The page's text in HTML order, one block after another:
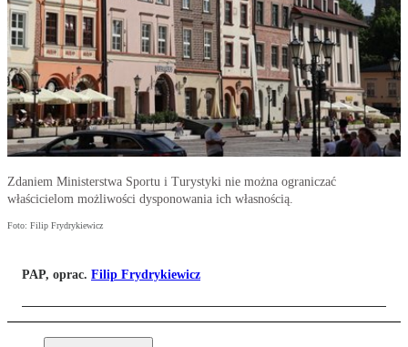
Zdaniem Ministerstwa Sportu i Turystyki nie można ograniczać
właścicielom możliwości dysponowania ich własnością.
Foto: Filip Frydrykiewicz
PAP, oprac. Filip Frydrykiewicz